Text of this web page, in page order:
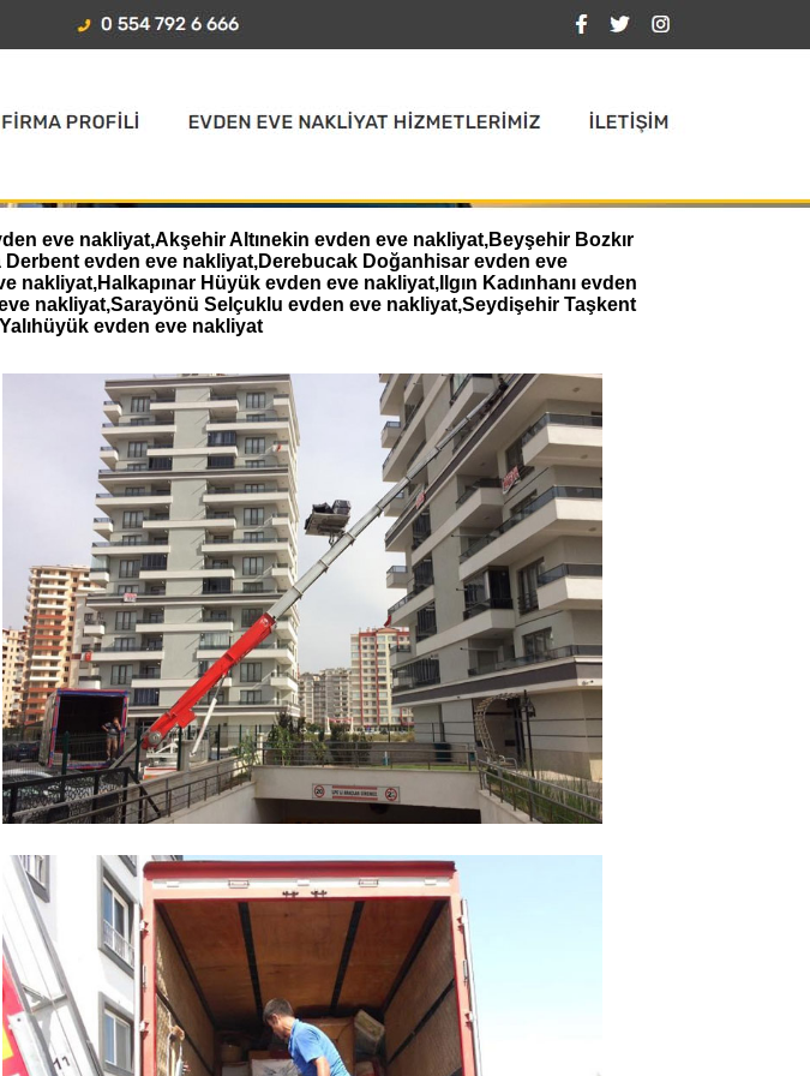
eve nakliyat,Akşehir Altınekin evden eve nakliyat,Beyşehir Bozkır
evden eve nakliyat,Derebucak Doğanhisar evden eve
Hüyük evden eve nakliyat,Ilgın Kadınhanı evden
nakliyat,Sarayönü Selçuklu evden eve nakliyat,Seydişehir Taşkent
evden eve nakliyat